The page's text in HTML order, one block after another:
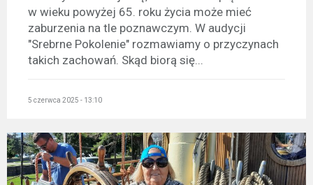
w wieku powyżej 65. roku życia może mieć
zaburzenia na tle poznawczym. W audycji
"Srebrne Pokolenie" rozmawiamy o przyczynach
takich zachowań. Skąd biorą się...
5 czerwca 2025 - 13:10